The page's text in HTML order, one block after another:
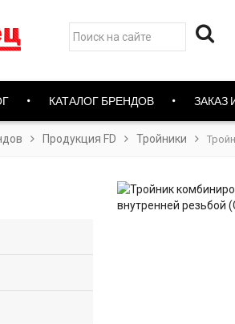
КАТАЛОГ БРЕНДОВ ЗАКАЗ
Продукция FD Тройники